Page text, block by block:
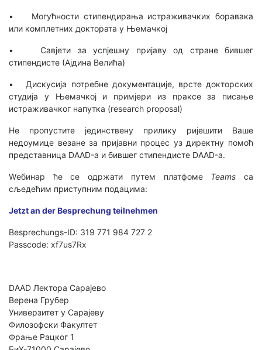
• Могућности стипендирања истраживачких боравака
или комплетних доктората у Њемачкој
• Савјети за успјешну пријаву од стране бившег
стипендисте (Ајдина Велића)
• Дискусија потребне документације, врсте докторских
студија у Њемачкој и примјери из праксе за писање
истраживачког напутка (research proposal)
Не пропустите јединствену прилику ријешити Ваше
недоумице везане за пријавни процес уз директну помоћ
представница DAAD-а и бившег стипендисте DAAD-а.
Wебинар ће се одржати путем платфоме Teams са
сљедећим приступним подацима:
Jetzt an der Besprechung teilnehmen
Besprechungs-ID: 319 771 984 727 2
Passcode: xf7us7Rx
DAAD Лектора Сарајево
Верена Грубер
Универзитет у Сарајеву
Филозофски Факултет
Фрање Рацког 1